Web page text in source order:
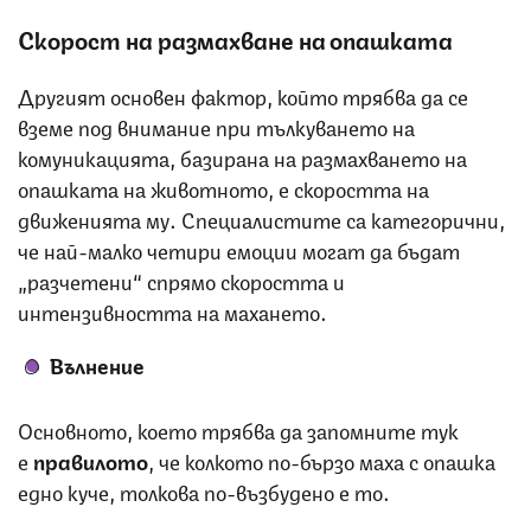
Скорост на размахване на опашката
Другият основен фактор, който трябва да се
вземе под внимание при тълкуването на
комуникацията, базирана на размахването на
опашката на животното, е скоростта на
движенията му. Специалистите са категорични,
че най-малко четири емоции могат да бъдат
„разчетени“ спрямо скоростта и
интензивността на махането.
Вълнение
Основното, което трябва да запомните тук
е правилото , че колкото по-бързо маха с опашка
едно куче, толкова по-възбудено е то.